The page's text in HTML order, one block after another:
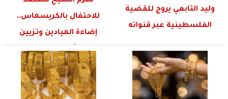
وليد التابعي يروج للقضية
الفلسطينية عبر قنواته
للاحتفال بالكريسماس..
إضاءة الميادين وتزيين
الشوارع (صور)